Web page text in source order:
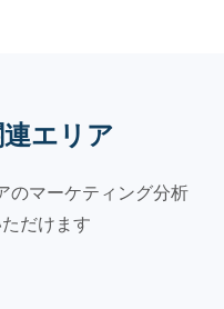
エリア
のマーケティング分析
だけます